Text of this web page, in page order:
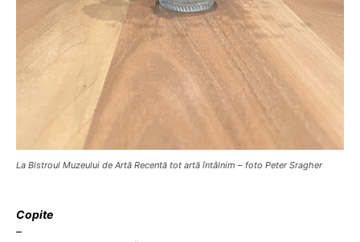
La Bistroul Muzeului de Artă Recentă tot artă întâlnim – foto Peter Sragher
Copite
–